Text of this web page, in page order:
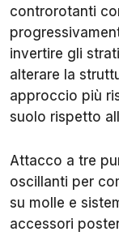
controrotanti
invertire gli
alterare la
approccio più
suolo rispetto
Attacco a tre
oscillanti per
su molle e
accessori